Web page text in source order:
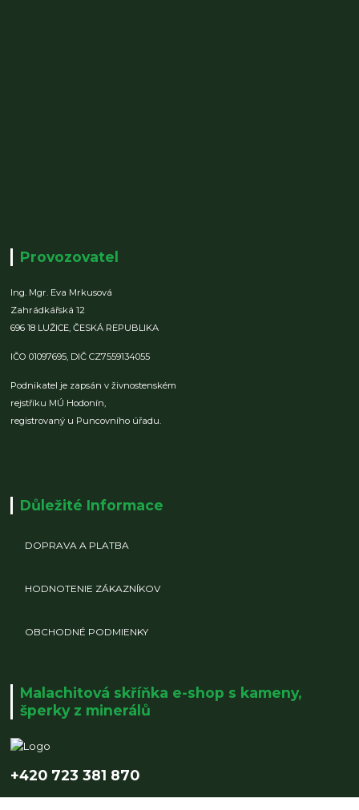
Provozovatel
Ing. Mgr. Eva Mrkusová
Zahrádkářská 12
696 18 LUŽICE,ČESKÁ REPUBLIKA
IČO 01097695, DIČ CZ7559134055
Podnikatel je zapsán v živnostenském
rejstříku MÚ Hodonín,
registrovaný u Puncovního úřadu.
Důležité Informace
DOPRAVA A PLATBA
HODNOTENIE ZÁKAZNÍKOV
OBCHODNÉ PODMIENKY
Malachitová skříňka e-shop s kameny,
šperky z minerálů
+420 723 381 870